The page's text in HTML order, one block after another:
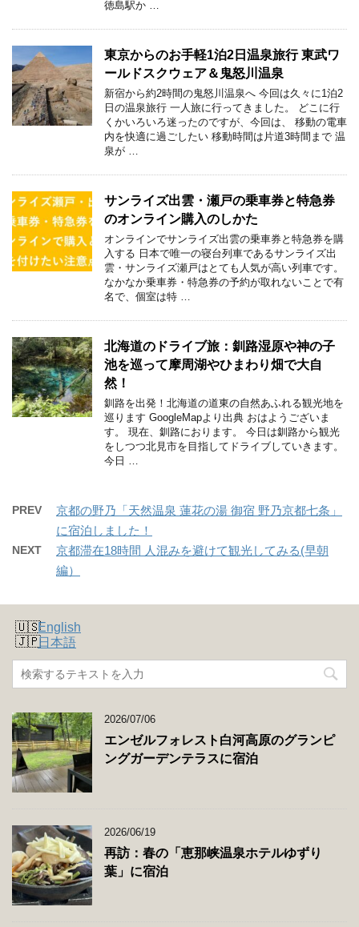
徳島駅か …
東京からのお手軽1泊2日温泉旅行 東武ワ
ールドスクウェア＆鬼怒川温泉
新宿から約2時間の鬼怒川温泉へ 今回は久々に1泊2
日の温泉旅行 一人旅に行ってきました。 どこに行
くかいろいろ迷ったのですが、今回は、 移動の電車
内を快適に過ごしたい 移動時間は片道3時間まで 温
泉が …
サンライズ出雲・瀬戸の乗車券と特急券
のオンライン購入のしかた
オンラインでサンライズ出雲の乗車券と特急券を購
入する 日本で唯一の寝台列車であるサンライズ出
雲・サンライズ瀬戸はとても人気が高い列車です。
なかなか乗車券・特急券の予約が取れないことで有
名で、個室は特 …
北海道のドライブ旅：釧路湿原や神の子
池を巡って摩周湖やひまわり畑で大自
然！
釧路を出発！北海道の道東の自然あふれる観光地を
巡ります GoogleMapより出典 おはようございま
す。 現在、釧路におります。 今日は釧路から観光
をしつつ北見市を目指してドライブしていきます。
今日 …
PREV
京都の野乃「天然温泉 蓮花の湯 御宿 野乃京都七条」
に宿泊しました！
NEXT
京都滞在18時間 人混みを避けて観光してみる(早朝
編）
English
日本語
2026/07/06
エンゼルフォレスト白河高原のグランピ
ングガーデンテラスに宿泊
2026/06/19
再訪：春の「恵那峡温泉ホテルゆずり
葉」に宿泊